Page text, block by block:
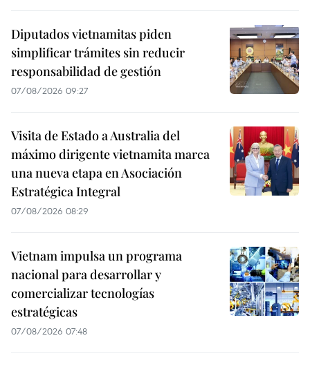
Diputados vietnamitas piden
simplificar trámites sin reducir
responsabilidad de gestión
07/08/2026 09:27
Visita de Estado a Australia del
máximo dirigente vietnamita marca
una nueva etapa en Asociación
Estratégica Integral
07/08/2026 08:29
Vietnam impulsa un programa
nacional para desarrollar y
comercializar tecnologías
estratégicas
07/08/2026 07:48